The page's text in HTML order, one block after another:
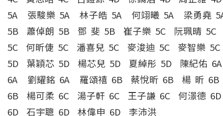
5A 張駿樂 5A 林子皓 5A 何翊曦 5A 梁勇堯
5B 蕭倬朗 5B 鄧 斐 5B 崔子樂 5C 阮珮晴 5C
5C 何昕倢 5C 潘喜兒 5C 麥浚迪 5C 麥智樂
5D 葉穎芯 5D 楊芯兒 5D 夏綽彤 5D 陳紀佑
6A 劉耀銘 6A 羅頌禧 6B 蔡悅昕 6B 楊 昕
6B 楊可柔 6C 湯子軒 6C 王子謙 6C 何澋德
6D 石宇聰 6D 林偉申 6D 李沛洪